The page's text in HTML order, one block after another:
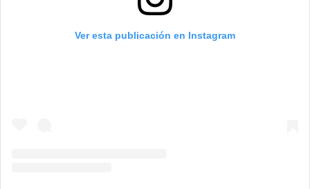
Ver esta publicación en Instagram